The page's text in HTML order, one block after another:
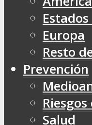
Europa
Resto
Prevención
Salud